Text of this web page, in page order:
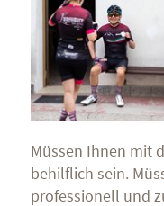
Müssen Ihnen mit
behilflich sein.
professionell und